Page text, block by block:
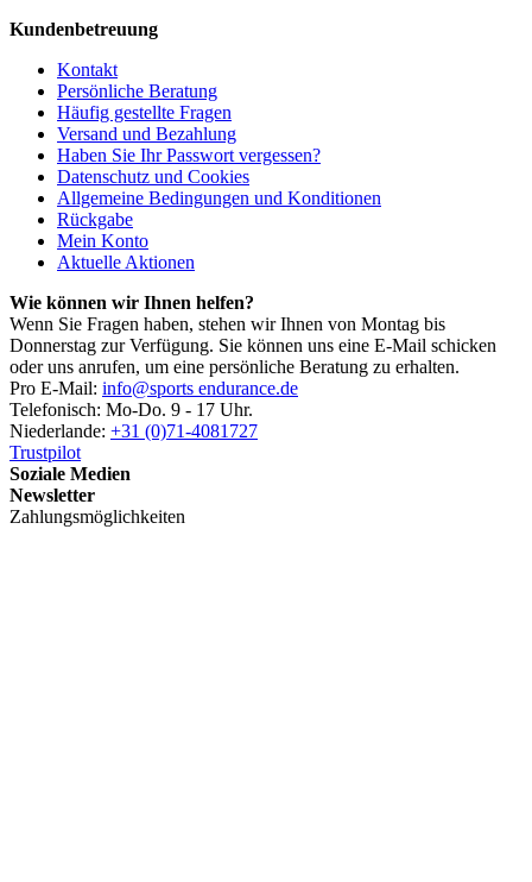
Kundenbetreuung
Kontakt
Persönliche Beratung
Häufig gestellte Fragen
Versand und Bezahlung
Haben Sie Ihr Passwort vergessen?
Datenschutz und Cookies
Allgemeine Bedingungen und Konditionen
Rückgabe
Mein Konto
Aktuelle Aktionen
Wie können wir Ihnen helfen?
Wenn Sie Fragen haben, stehen wir Ihnen von Montag bis
Donnerstag zur Verfügung. Sie können uns eine E-Mail schicken
oder uns anrufen, um eine persönliche Beratung zu erhalten.
Pro E-Mail: info@sports endurance.de
Telefonisch: Mo-Do. 9 - 17 Uhr.
Niederlande: +31 (0)71-4081727
Trustpilot
Soziale Medien
Newsletter
Zahlungsmöglichkeiten